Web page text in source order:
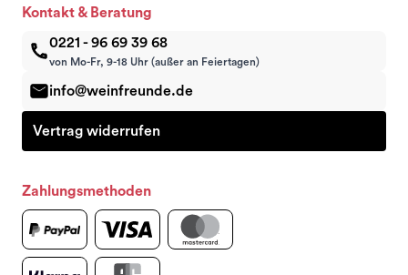
Kontakt & Beratung
0221 - 96 69 39 68
von Mo-Fr, 9-18 Uhr (außer an Feiertagen)
info@weinfreunde.de
Vertrag widerrufen
Zahlungsmethoden